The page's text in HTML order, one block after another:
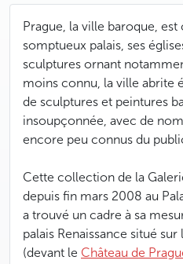
Prague, la ville baroque,
somptueux palais, ses
sculptures ornant
moins connu, la ville abrite
de sculptures et peintures
insoupçonnée, avec de
encore peu connus du
Cette collection de la
depuis fin mars 2008 au
a trouvé un cadre à sa
palais Renaissance situé sur
(devant le Château de